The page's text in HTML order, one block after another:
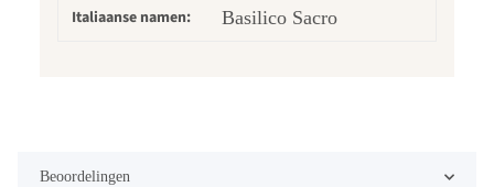
Italiaanse namen: Basilico Sacro
Beoordelingen